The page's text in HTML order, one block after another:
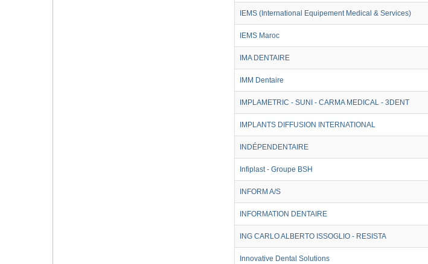
IEMS (International Equipement Medical & Services)
IEMS Maroc
IMA DENTAIRE
IMM Dentaire
IMPLAMETRIC - SUNI - CARMA MEDICAL - 3DENT
IMPLANTS DIFFUSION INTERNATIONAL
INDÉPENDENTAIRE
Infiplast - Groupe BSH
INFORM A/S
INFORMATION DENTAIRE
ING CARLO ALBERTO ISSOGLIO - RESISTA
Innovative Dental Solutions